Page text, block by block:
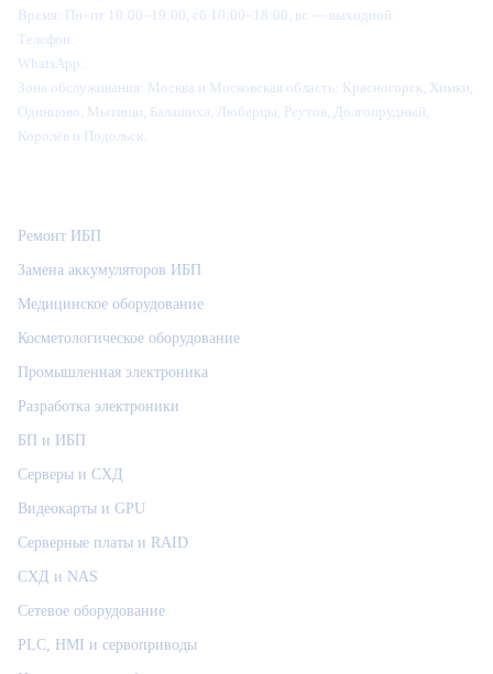
Время: Пн–пт 10:00–19:00, сб 10:00–18:00, вс — выходной
Телефон:
WhatsApp:
Зона обслуживания: Москва и Московская область: Красногорск, Химки,
Одинцово, Мытищи, Балашиха, Люберцы, Реутов, Долгопрудный,
Королёв и Подольск.
Ремонт ИБП
Замена аккумуляторов ИБП
Медицинское оборудование
Косметологическое оборудование
Промышленная электроника
Разработка электроники
БП и ИБП
Серверы и СХД
Видеокарты и GPU
Серверные платы и RAID
СХД и NAS
Сетевое оборудование
PLC, HMI и сервоприводы